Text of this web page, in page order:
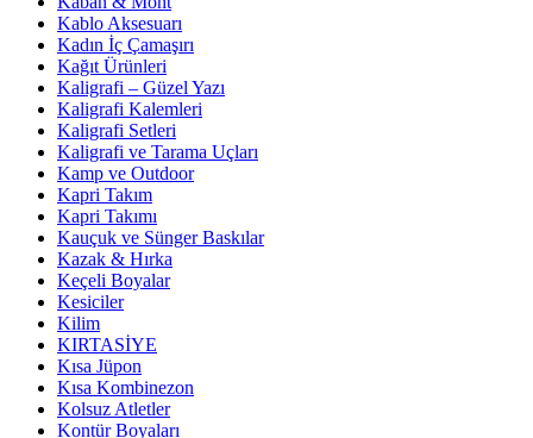
Kablo Aksesuarı
Kadın İç Çamaşırı
Kağıt Ürünleri
Kaligrafi – Güzel Yazı
Kaligrafi Kalemleri
Kaligrafi Setleri
Kaligrafi ve Tarama Uçları
Kamp ve Outdoor
Kapri Takım
Kapri Takımı
Kauçuk ve Sünger Baskılar
Kazak & Hırka
Keçeli Boyalar
Kesiciler
Kilim
KIRTASİYE
Kısa Jüpon
Kısa Kombinezon
Kolsuz Atletler
Kontür Boyaları